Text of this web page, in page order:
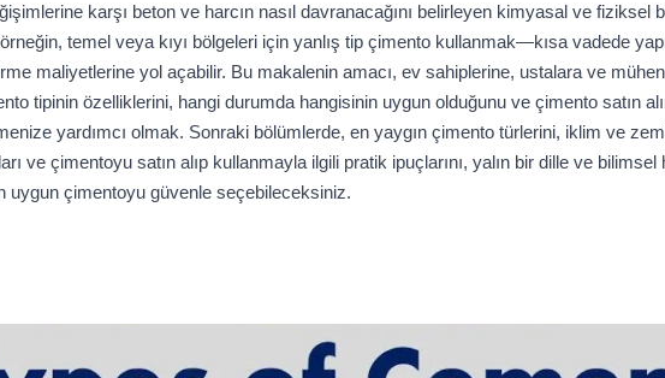
karşı beton ve harcın nasıl davranacağını belirleyen kimyasal ve fiziksel
temel veya kıyı bölgeleri için yanlış tip çimento kullanmak—kısa vadede
maliyetlerine yol açabilir. Bu makalenin amacı, ev sahiplerine, ustalara ve
tipinin özelliklerini, hangi durumda hangisinin uygun olduğunu ve çimento satın
yardımcı olmak. Sonraki bölümlerde, en yaygın çimento türlerini, iklim ve
ve çimentoyu satın alıp kullanmayla ilgili pratik ipuçlarını, yalın bir dille ve
uygun çimentoyu güvenle seçebileceksiniz.